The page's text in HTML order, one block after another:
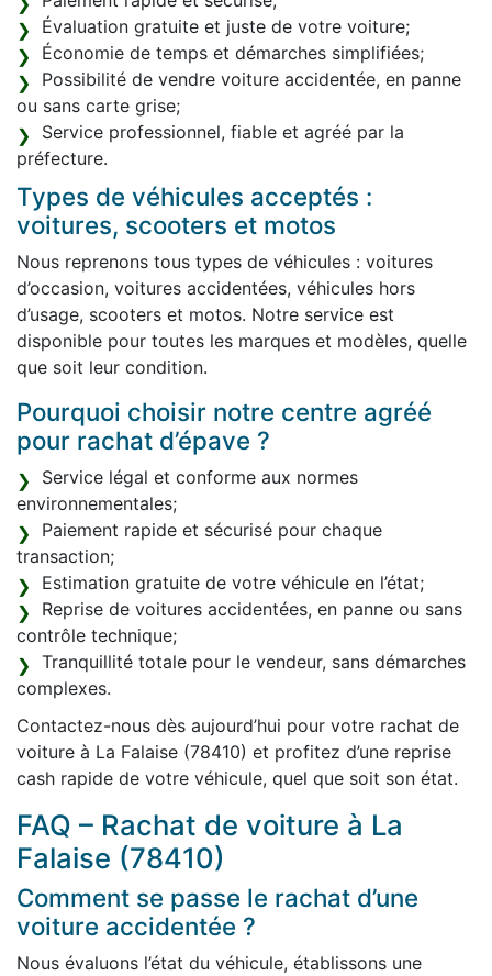
Évaluation gratuite et juste de votre voiture;
Économie de temps et démarches simplifiées;
Possibilité de vendre voiture accidentée, en panne
ou sans carte grise;
Service professionnel, fiable et agréé par la
préfecture.
Types de véhicules acceptés :
voitures, scooters et motos
Nous reprenons tous types de véhicules : voitures
d’occasion, voitures accidentées, véhicules hors
d’usage, scooters et motos. Notre service est
disponible pour toutes les marques et modèles, quelle
que soit leur condition.
Pourquoi choisir notre centre agréé
pour rachat d’épave ?
Service légal et conforme aux normes
environnementales;
Paiement rapide et sécurisé pour chaque
transaction;
Estimation gratuite de votre véhicule en l’état;
Reprise de voitures accidentées, en panne ou sans
contrôle technique;
Tranquillité totale pour le vendeur, sans démarches
complexes.
Contactez-nous dès aujourd’hui pour votre rachat de
voiture à La Falaise (78410) et profitez d’une reprise
cash rapide de votre véhicule, quel que soit son état.
FAQ – Rachat de voiture à La
Falaise (78410)
Comment se passe le rachat d’une
voiture accidentée ?
Nous évaluons l’état du véhicule, établissons une